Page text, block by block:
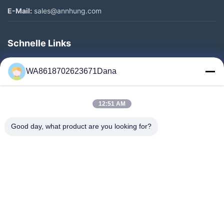
E-Mail: sales@annhung.com
Schnelle Links
Zu Hause
Produkte
Werksbesichtigung
WA8618702623671Dana
12:51 AM
Good day, what product are you looking for?